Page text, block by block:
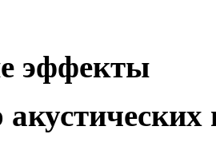
эффекты